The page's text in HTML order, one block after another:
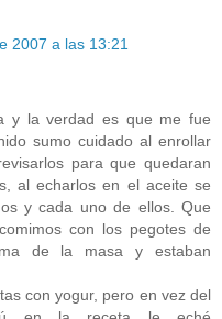
2007 a las 13:21
y la verdad es que me fue
sumo cuidado al enrollar
para que quedaran
al echarlos en el aceite se
y cada uno de ellos. Que
con los pegotes de
de la masa y estaban
con yogur, pero en vez del